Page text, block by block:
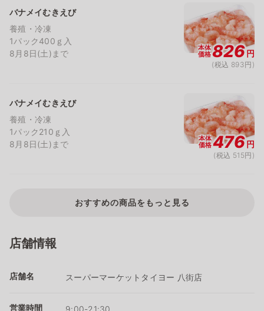
バナメイむきえび
養殖・冷凍
1パック400ｇ入
8月8日(土)まで
本体
価格826円
(税込 893円)
バナメイむきえび
養殖・冷凍
1パック210ｇ入
8月8日(土)まで
本体
価格476円
(税込 515円)
おすすめの商品をもっと見る
店舗情報
店舗名 スーパーマーケットタイヨー 八街店
営業時間 9:00-21:30